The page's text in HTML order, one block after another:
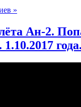
»
Ан-2.
года.